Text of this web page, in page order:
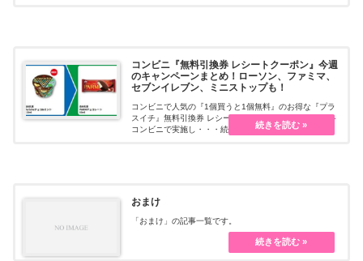
コンビニ『無料引換券 レシートクーポン』今週
のキャンペーンまとめ！ローソン、ファミマ、
セブンイレブン、ミニストップも！
コンビニで人気の『1個買うと1個無料』のお得な『プラ
スイチ』無料引換券 レシートクーポンキャンペーン！各
コンビニで実施し・・・続きを読む
おまけ
「おまけ」の記事一覧です。